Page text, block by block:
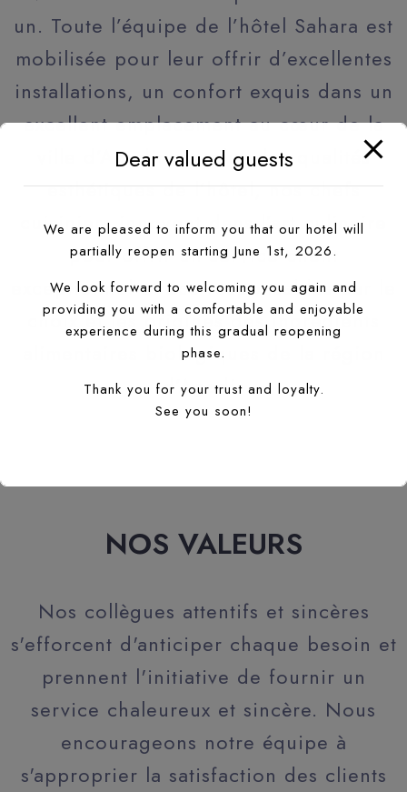
un. Toute l’équipe de l’hôtel Sahara est
mobilisée pour leur offrir d’excellentes
installations, un confort exquis dans un
excellent emplacement au cœur de la
ville d’Agadir. En plus des qualités
esthétiques de l’hôtel, nos chefs
cuisiniers innovent dans l’art culinaire
pour offrir un service client
exceptionnel et éco-responsables par le
choix et les origines des ingrédients
alimentaires biologiques de la région
d’Agadir
NOS VALEURS
Nos collègues attentifs et sincères
s'efforcent d'anticiper chaque besoin et
prennent l'initiative de fournir un
service chaleureux et sincère. Nous
encourageons notre équipe à
s'approprier la satisfaction des clients
Dear valued guests
We are pleased to inform you that our hotel will
partially reopen starting June 1st, 2026.
We look forward to welcoming you again and
providing you with a comfortable and enjoyable
experience during this gradual reopening
phase.
Thank you for your trust and loyalty.
See you soon!